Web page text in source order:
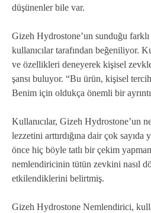
düşünenler bile var.
Gizeh Hydrostone’un sunduğu
kullanıcılar tarafından beğeniliyor.
ve özellikleri deneyerek kişisel
şansı buluyor. “Bu ürün, kişisel
Benim için oldukça önemli bir
Kullanıcılar, Gizeh Hydrostone’un
lezzetini arttırdığına dair çok
önce hiç böyle tatlı bir çekim
nemlendiricinin tütün zevkini nasıl
etkilendiklerini belirtmiş.
Gizeh Hydrostone Nemlendirici,